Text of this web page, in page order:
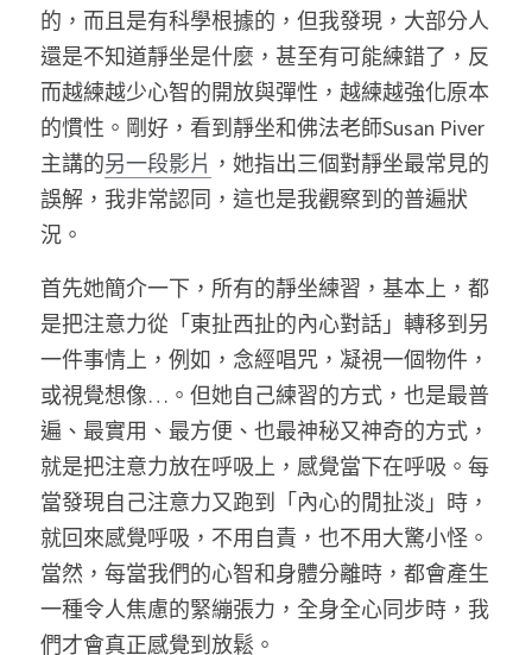
的，而且是有科學根據的，但我發現，大部分人
還是不知道靜坐是什麼，甚至有可能練錯了，反
而越練越少心智的開放與彈性，越練越強化原本
的慣性。剛好，看到靜坐和佛法老師Susan Piver
主講的另一段影片 ，她指出三個對靜坐最常見的
誤解，我非常認同，這也是我觀察到的普遍狀
況。
首先她簡介一下，所有的靜坐練習，基本上，都
是把注意力從「東扯西扯的內心對話」轉移到另
一件事情上，例如，念經唱咒，凝視一個物件，
或視覺想像…。但她自己練習的方式，也是最普
遍、最實用、最方便、也最神秘又神奇的方式，
就是把注意力放在呼吸上，感覺當下在呼吸。每
當發現自己注意力又跑到「內心的閒扯淡」時，
就回來感覺呼吸，不用自責，也不用大驚小怪。
當然，每當我們的心智和身體分離時，都會產生
一種令人焦慮的緊繃張力，全身全心同步時，我
們才會真正感覺到放鬆。